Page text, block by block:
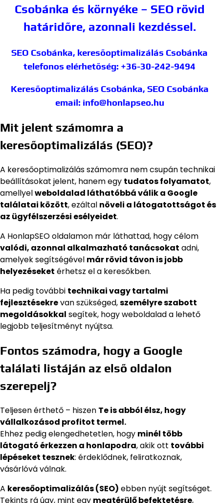
Csobánka és környéke – SEO rövid
határidőre, azonnali kezdéssel.
SEO Csobánka, keresőoptimalizálás Csobánka
telefonos elérhetőség: +36-30-242-9494
Keresőoptimalizálás Csobánka, SEO Csobánka
email: info@honlapseo.hu
Mit jelent számomra a
keresőoptimalizálás (SEO)?
A keresőoptimalizálás számomra nem csupán technikai
beállításokat jelent, hanem egy tudatos folyamatot,
amellyelweboldalad láthatóbbá válik a Google
találatai között, ezáltal növeli a látogatottságot és
az ügyfélszerzési esélyeidet.
A HonlapSEO oldalamon már láthattad, hogy célom
valódi, azonnal alkalmazható tanácsokat adni,
amelyek segítségével már rövid távon is jobb
helyezéseket érhetsz el a keresőkben.
Ha pedig további technikai vagy tartalmi
fejlesztésekrevan szükséged,személyre szabott
megoldásokkal segítek, hogy weboldalad a lehető
legjobb teljesítményt nyújtsa.
Fontos számodra, hogy a Google
találati listáján az első oldalon
szerepelj?
Teljesen érthető – hiszen Te is abból élsz, hogy
vállalkozásod profitot termel.
Ehhez pedig elengedhetetlen, hogy minél több
látogató érkezzen a honlapodra, akik ott további
lépéseket tesznek: érdeklődnek, feliratkoznak,
vásárlóvá válnak.
A keresőoptimalizálás (SEO) ebben nyújt segítséget.
Tekints rá úgy, mint egy megtérülő befektetésre,